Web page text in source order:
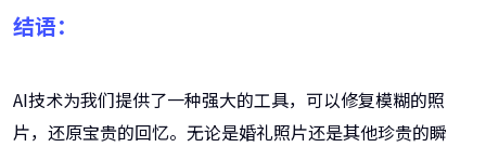
结语：
AI技术为我们提供了一种强大的工具，可以修复模糊的照
片，还原宝贵的回忆。无论是婚礼照片还是其他珍贵的瞬